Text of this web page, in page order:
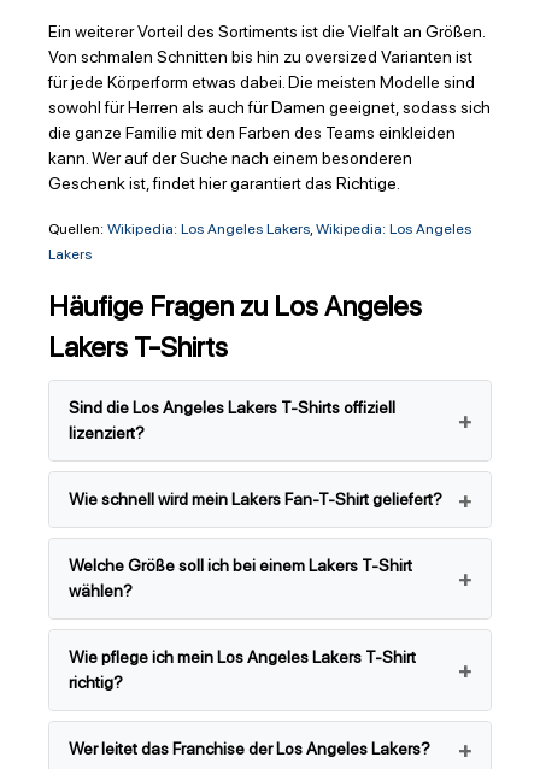
Ein weiterer Vorteil des Sortiments ist die Vielfalt an Größen.
Von schmalen Schnitten bis hin zu oversized Varianten ist
für jede Körperform etwas dabei. Die meisten Modelle sind
sowohl für Herren als auch für Damen geeignet, sodass sich
die ganze Familie mit den Farben des Teams einkleiden
kann. Wer auf der Suche nach einem besonderen
Geschenk ist, findet hier garantiert das Richtige.
Quellen: Wikipedia: Los Angeles Lakers, Wikipedia: Los Angeles
Lakers
Häufige Fragen zu Los Angeles
Lakers T-Shirts
Sind die Los Angeles Lakers T-Shirts offiziell
lizenziert?
Wie schnell wird mein Lakers Fan-T-Shirt geliefert?
Welche Größe soll ich bei einem Lakers T-Shirt
wählen?
Wie pflege ich mein Los Angeles Lakers T-Shirt
richtig?
Wer leitet das Franchise der Los Angeles Lakers?